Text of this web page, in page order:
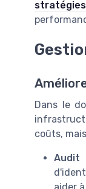
Dans le
coûts,
Audit